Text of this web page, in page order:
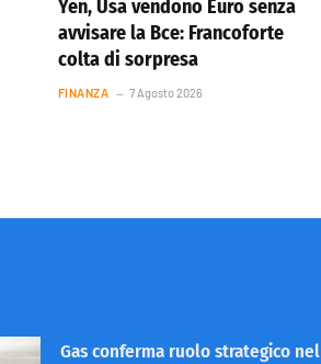
Yen, Usa vendono Euro senza
avvisare la Bce: Francoforte
colta di sorpresa
FINANZA 7 Agosto 2026
Gas conferma ruolo strategico nel